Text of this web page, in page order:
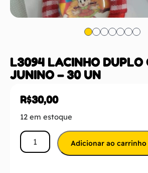
L3094 LACINHO DUPLO
JUNINO – 30 UN
R$30,00
12 em estoque
Adicionar ao carrinho